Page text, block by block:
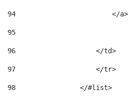
94
                        </a>
95
96
                    </td>
97
                    </tr>
98
                </#list>